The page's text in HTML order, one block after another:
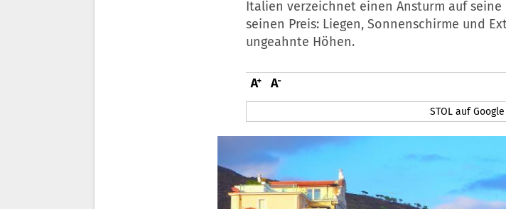
Italien verzeichnet einen Ansturm auf
seinen Preis: Liegen, Sonnenschirme und
ungeahnte Höhen.
STOL auf